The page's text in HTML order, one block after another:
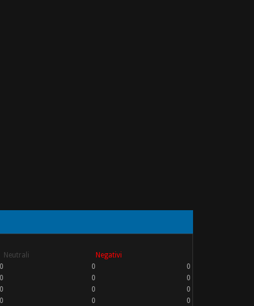
Neutrali
Negativi
0 0
0
0 0
0
0 0
0
0 0 0